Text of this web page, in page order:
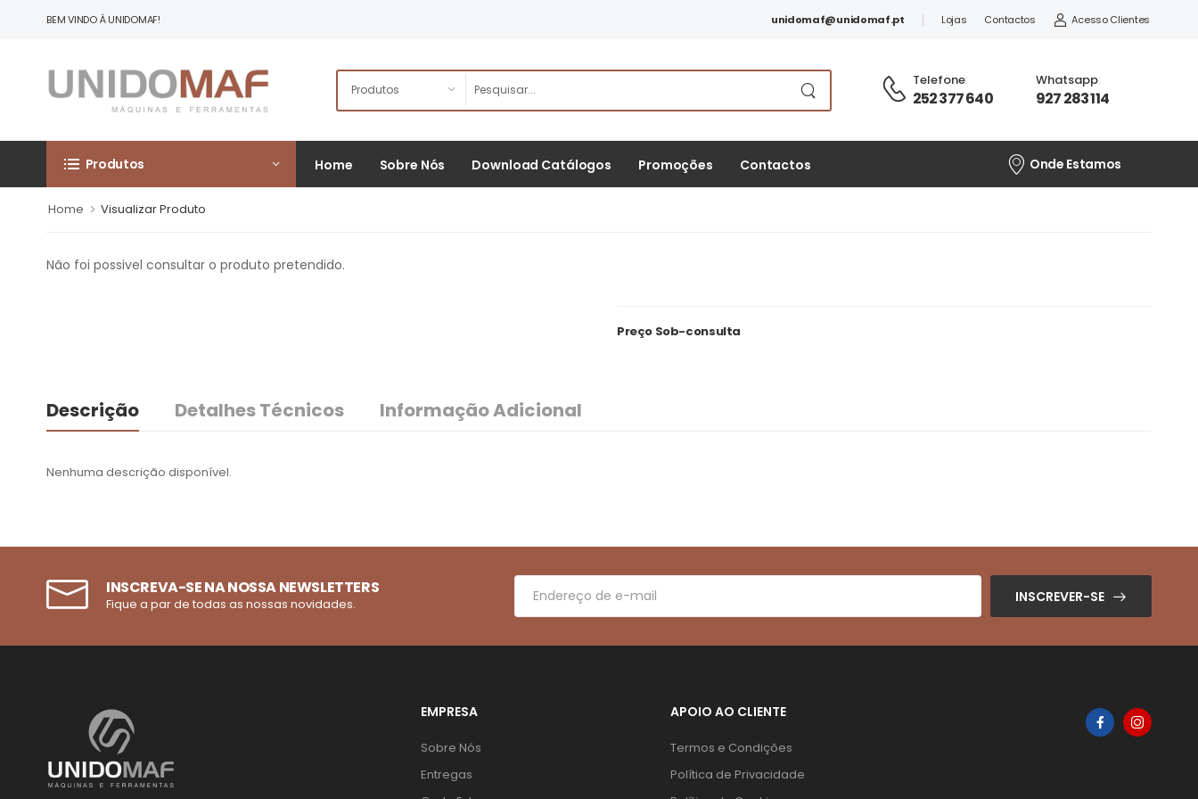
BEM VINDO À UNIDOMAF! unidomaf@unidomaf.pt Lojas Contactos Acesso Clientes
Telefone:
252 377 640
Whatsapp:
927 283 114
Produtos Home Sobre Nós Download Catálogos Promoções Contactos Onde Estamos
Home Visualizar Produto
Não foi possivel consultar o produto pretendido.
Preço Sob-consulta
Descrição Detalhes Técnicos Informação Adicional
Nenhuma descrição disponível.
INSCREVA-SE NA NOSSA NEWSLETTERS
Fique a par de todas as nossas novidades. INSCREVER-SE
EMPRESA
Sobre Nós
Entregas
APOIO AO CLIENTE
Termos e Condições
Política de Privacidade